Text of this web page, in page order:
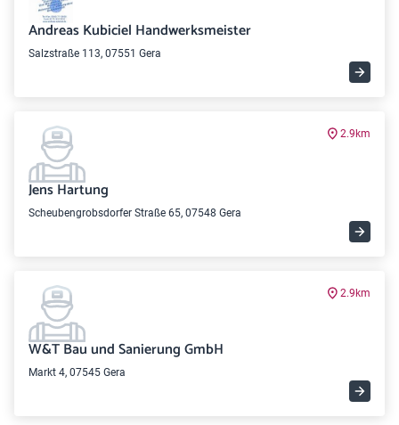
Andreas Kubiciel Handwerksmeister
Salzstraße 113, 07551 Gera
2.9km
Jens Hartung
Scheubengrobsdorfer Straße 65, 07548 Gera
2.9km
W&T Bau und Sanierung GmbH
Markt 4, 07545 Gera